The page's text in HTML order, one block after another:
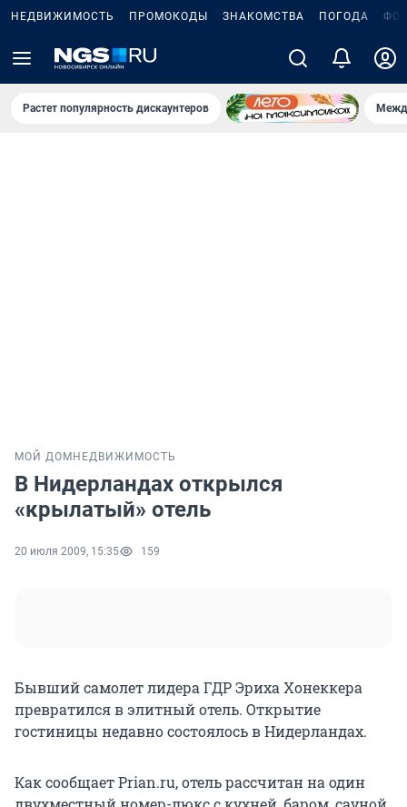
НЕДВИЖИМОСТЬ ПРОМОКОДЫ ЗНАКОМСТВА ПОГОДА
Растет популярность дискаунтеров
МОЙ ДОМ НЕДВИЖИМОСТЬ
В Нидерландах открылся
«крылатый» отель
20 июля 2009, 15:35 159
Бывший самолет лидера ГДР Эриха Хонеккера
превратился в элитный отель. Открытие
гостиницы недавно состоялось в Нидерландах.
Как сообщает Prian.ru, отель рассчитан на один